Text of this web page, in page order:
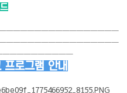
프로그램 안내